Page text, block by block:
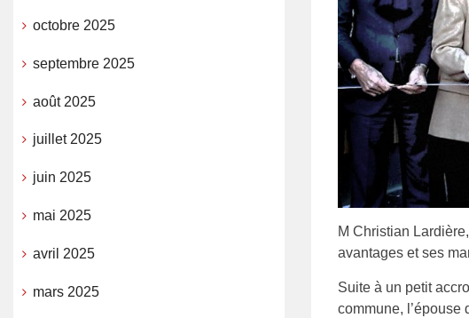
M Christian
avantages et ses
Suite à un petit
commune,
octobre 2025
septembre 2025
août 2025
juillet 2025
juin 2025
mai 2025
avril 2025
mars 2025